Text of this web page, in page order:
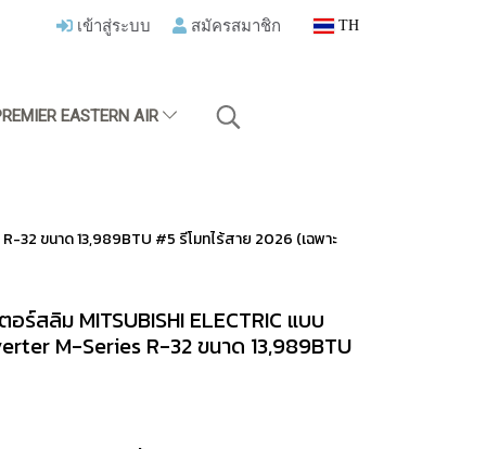
เข้าสู่ระบบ สมัครสมาชิก TH
EASTERN AIR
32 ขนาด 13,989BTU #5 รีโมทไร้สาย 2026 (เฉพาะ
ร์สลิม MITSUBISHI ELECTRIC แบบ
M-Series R-32 ขนาด 13,989BTU